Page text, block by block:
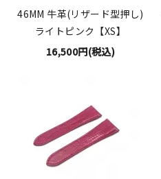
46MM 牛革(リザード型押し)
ライトピンク【XS】
16,500円(税込)